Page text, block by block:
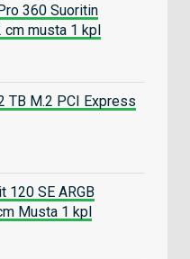
360 Suoritin
cm musta 1 kpl
TB M.2 PCI Express
120 SE ARGB
Musta 1 kpl